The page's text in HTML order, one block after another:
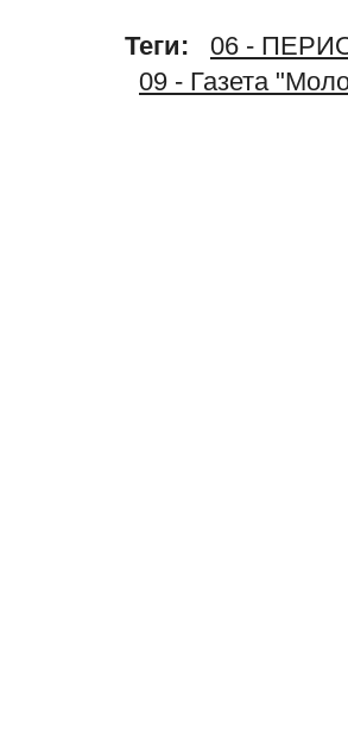
Теги:
06 -
09 - Газета